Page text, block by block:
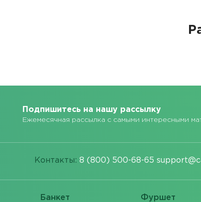
Подпишитесь на нашу рассылку
Ежемесячная рассылка с самыми интересными
Контакты: 8 (800) 500-68-65
Банкет Фуршет